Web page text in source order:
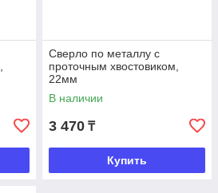
Сверло по металлу с
проточным хвостовиком,
22мм
В наличии
3 470 ₸
Купить